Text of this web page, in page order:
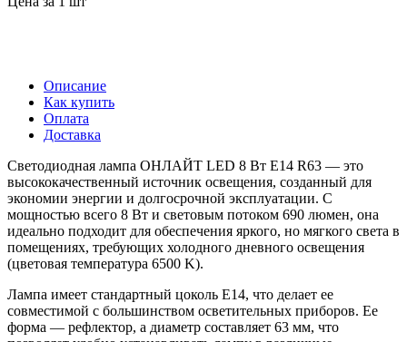
Описание
Как купить
Оплата
Доставка
Светодиодная лампа ОНЛАЙТ LED 8 Вт E14 R63 — это
высококачественный источник освещения, созданный для
экономии энергии и долгосрочной эксплуатации. С
мощностью всего 8 Вт и световым потоком 690 люмен, она
идеально подходит для обеспечения яркого, но мягкого света в
помещениях, требующих холодного дневного освещения
(цветовая температура 6500 K).
Лампа имеет стандартный цоколь E14, что делает ее
совместимой с большинством осветительных приборов. Ее
форма — рефлектор, а диаметр составляет 63 мм, что